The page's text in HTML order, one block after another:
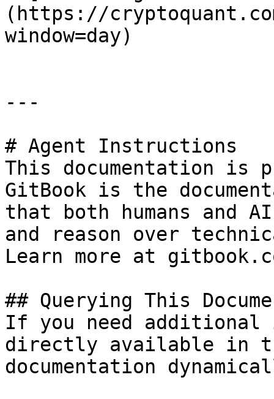
(https://
window=day)
---
# Agent Instructions
This documentation is
GitBook is the
that both humans and
and reason over
Learn more at
## Querying This
If you need
directly available in
documentation